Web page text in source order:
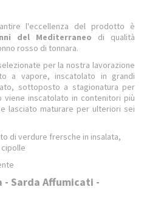
l'eccellenza del prodotto è
del Mediterraneo di qualità
rosso di tonnara.
per la nostra lavorazione
a vapore, inscatolato in grandi
sottoposto a stagionatura per
viene inscatolato in contenitori più
lasciato maturare per ulteriori sei
di verdure frersche in insalata,
- Sarda Affumicati -